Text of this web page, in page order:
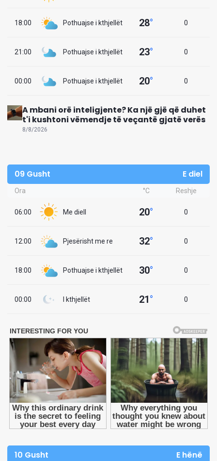
18:00 Pothuajse i kthjellët 28° 0
21:00 Pothuajse i kthjellët 23° 0
00:00 Pothuajse i kthjellët 20° 0
A mbani orë inteligjente? Ka një gjë që duhet
t'i kushtoni vëmendje të veçantë gjatë verës
8/8/2026
09 Gusht E diel
Ora °C Reshje
06:00 Me diell 20° 0
12:00 Pjesërisht me re 32° 0
18:00 Pothuajse i kthjellët 30° 0
00:00 I kthjellët 21° 0
10 Gusht E hënë